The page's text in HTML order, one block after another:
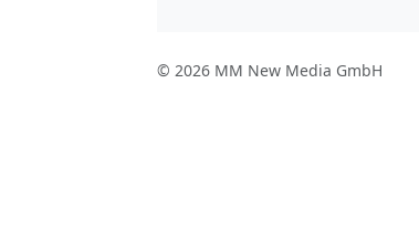
© 2026 MM New Media GmbH